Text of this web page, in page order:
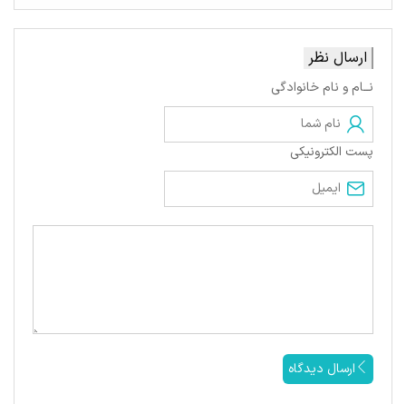
ارسال نظر
نــام و نام خانوادگی
پست الکترونیکی
ارسال دیدگاه